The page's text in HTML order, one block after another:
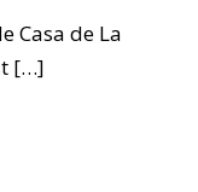
Casa de La
[…]